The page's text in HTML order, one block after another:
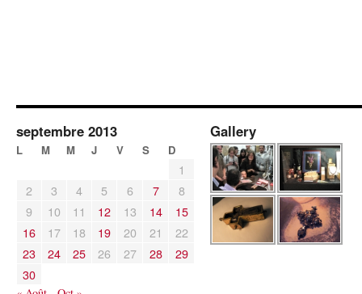
septembre 2013
L M M J V S D
1
2
3 4 5 6 7
8
9
10 11 12 13 14
15
16
17 18 19 20 21
22
23
24 25 26 27 28
29
30
Gallery